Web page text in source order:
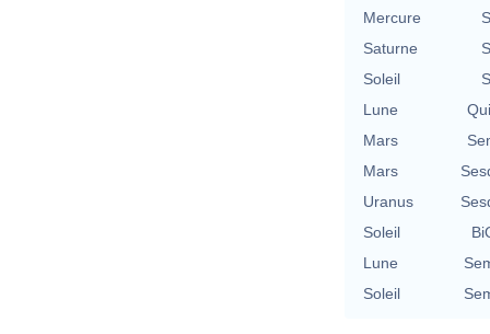
Mercure
Saturne
Soleil
Lune
Mars
Mars
Uranus
Soleil
Lune
Soleil